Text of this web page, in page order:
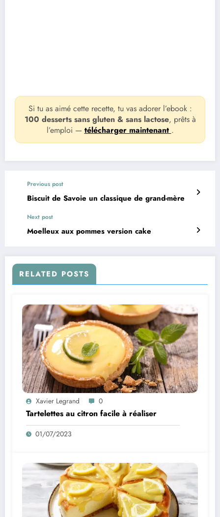
Si tu as aimé cette recette, tu vas adorer l’ebook :
100 desserts sans gluten & sans lactose, prêts à
l’emploi — télécharger maintenant .
Previous post
Biscuit de Savoie un classique de grand-mère
Next post
Moelleux aux pommes version cake
RELATED POSTS
Xavier Legrand 0
Tartelettes au citron facile à réaliser
01/07/2023